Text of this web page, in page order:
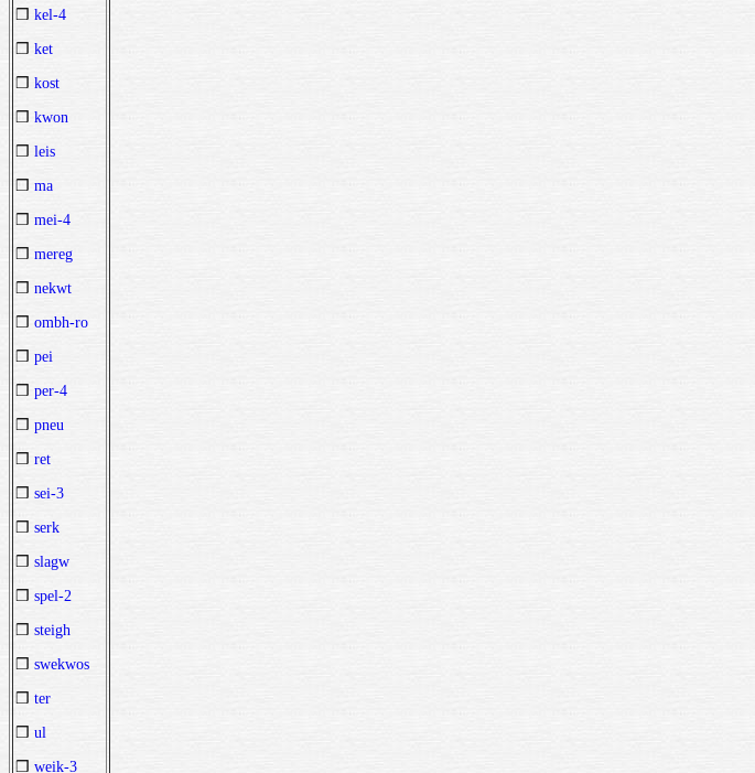
❒ kel-4
❒ ket
❒ kost
❒ kwon
❒ leis
❒ ma
❒ mei-4
❒ mereg
❒ nekwt
❒ ombh-ro
❒ pei
❒ per-4
❒ pneu
❒ ret
❒ sei-3
❒ serk
❒ slagw
❒ spel-2
❒ steigh
❒ swekwos
❒ ter
❒ ul
❒ weik-3